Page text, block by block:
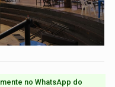
no WhatsApp do